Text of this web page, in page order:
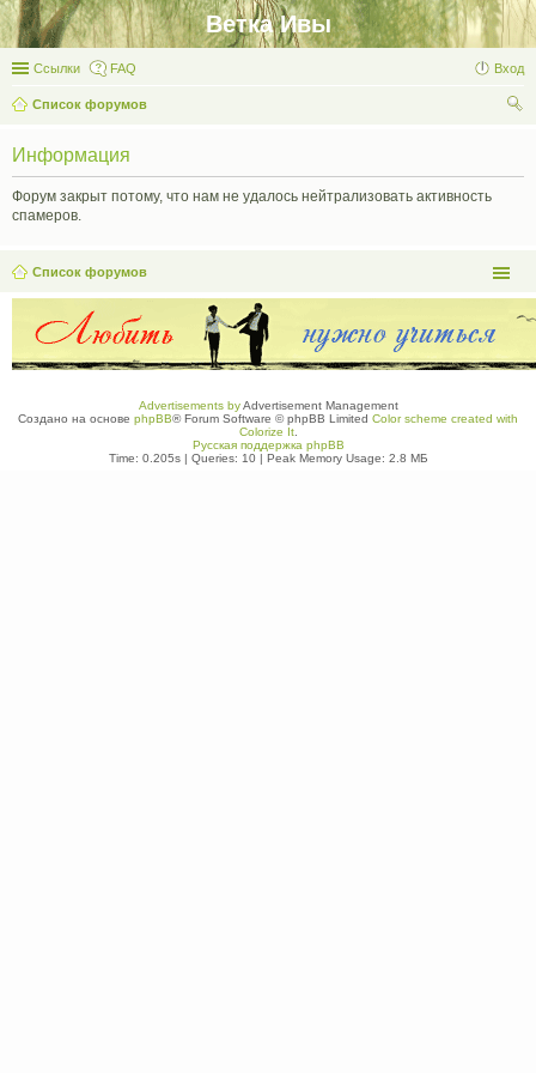
Ветка Ивы
Ссылки FAQ Вход
Список форумов
Информация
Форум закрыт потому, что нам не удалось нейтрализовать активность
спамеров.
Список форумов
Advertisements byAdvertisement Management
Создано на основе phpBB® Forum Software © phpBB Limited Color scheme created with
Colorize It.
Русская поддержка phpBB
Time: 0.205s| Queries: 10| Peak Memory Usage: 2.8 МБ